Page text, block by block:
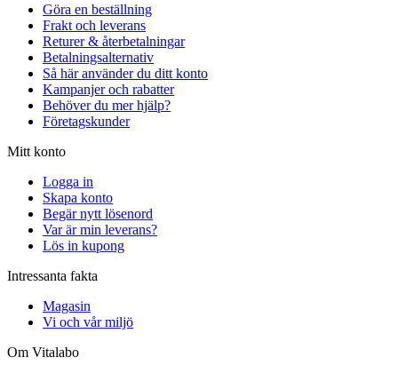
Göra en beställning
Frakt och leverans
Returer & återbetalningar
Betalningsalternativ
Så här använder du ditt konto
Kampanjer och rabatter
Behöver du mer hjälp?
Företagskunder
Mitt konto
Logga in
Skapa konto
Begär nytt lösenord
Var är min leverans?
Lös in kupong
Intressanta fakta
Magasin
Vi och vår miljö
Om Vitalabo